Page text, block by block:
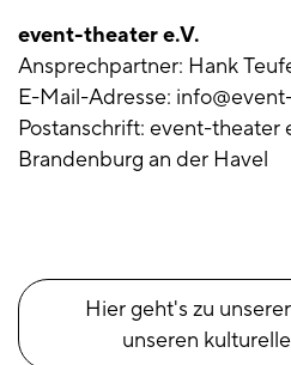
event-theater e.V.
Ansprechpartner: Hank
E-Mail-Adresse:
Postanschrift: event-theater
Brandenburg an der Havel
Hier geht's zu
unseren